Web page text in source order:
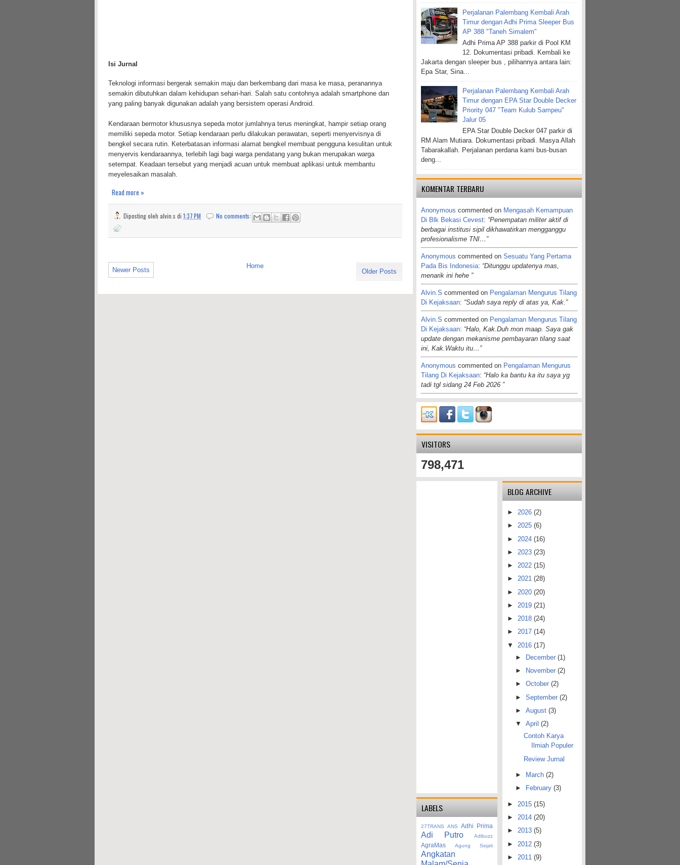
Isi Jurnal
Teknologi informasi bergerak semakin maju dan berkembang dari masa ke masa, peranannya
semakin dibutuhkan dalam kehidupan sehari-hari. Salah satu contohnya adalah smartphone dan
yang paling banyak digunakan adalah yang bersistem operasi Android.
Kendaraan bermotor khususnya sepeda motor jumlahnya terus meningkat, hampir setiap orang
memiliki sepeda motor. Setiap kendaraan perlu dilakukan perawatan, seperti menyervisnya di
bengkel secara rutin. Keterbatasan informasi alamat bengkel membuat pengguna kesulitan untuk
menyervis kendaraannya, terlebih lagi bagi warga pendatang yang bukan merupakan warga
setempat. Keadaan tersebut yang menjadi acuan untuk membuat aplikasi untuk membantu
meyelesaikan masalah.
Read more »
Diposting oleh alvin.s di 1:37 PM No comments:
Newer Posts Older Posts
Home
Perjalanan Palembang Kembali Arah
Timur dengan Adhi Prima Sleeper Bus
AP 388 "Taneh Simalem"
Adhi Prima AP 388 parkir di Pool KM
12. Dokumentasi pribadi. Kembali ke
Jakarta dengan sleeper bus , pilihannya antara lain:
Epa Star, Sina...
Perjalanan Palembang Kembali Arah
Timur dengan EPA Star Double Decker
Priority 047 "Team Kulub Sampeu"
Jalur 05
EPA Star Double Decker 047 parkir di
RM Alam Mutiara. Dokumentasi pribadi. Masya Allah
Tabarakallah. Perjalanan perdana kami bus-busan
deng...
KOMENTAR TERBARU
Anonymous commented on Mengasah Kemampuan
Di Blk Bekasi Cevest: “Penempatan militer aktif di
berbagai institusi sipil dikhawatirkan mengganggu
profesionalisme TNI…”
Anonymous commented on Sesuatu Yang Pertama
Pada Bis Indonesia: “Ditunggu updatenya mas,
menarik ini hehe ”
Alvin.s commented on Pengalaman Mengurus Tilang
Di Kejaksaan: “Sudah saya reply di atas ya, Kak.”
Alvin.s commented on Pengalaman Mengurus Tilang
Di Kejaksaan: “Halo, Kak.Duh mon maap. Saya gak
update dengan mekanisme pembayaran tilang saat
ini, Kak.Waktu itu…”
Anonymous commented on Pengalaman Mengurus
Tilang Di Kejaksaan: “Halo ka bantu ka itu saya yg
tadi tgl sidang 24 Feb 2026 ”
VISITORS
798,471
LABELS
27TRANS ANS Adhi Prima
Adi Putro Adibuzz
AgraMas Agung Sejati
Angkatan
BLOG ARCHIVE
►2026(2)
►2025(6)
► 2024(16)
► 2023(23)
►2022(15)
►2021(28)
► 2020(20)
► 2019(21)
►2018(24)
►2017(14)
▼ 2016(17)
►
December (1)
►
November (2)
► October (2)
► September (2)
► August (3)
▼ April (2)
Contoh Karya
Ilmiah Populer
Review Jurnal
► March (2)
►
February (3)
► 2015(15)
►2014(20)
►2013(5)
► 2012(3)
► 2011(9)